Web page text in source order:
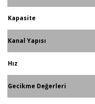
Kapasite
Kanal Yapısı
Hız
Gecikme Değerleri